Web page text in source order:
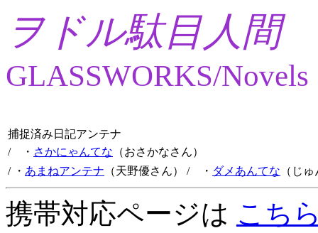
ヲドル駄目人間
GLASSWORKS/Novels
捕捉済み日記アンテナ
/ ・ さかにゃんてな （おさかなさん）
/ ・ あまねアンテナ （天野優さん） / ・ ダメあんてな （じ
携帯対応ページは こち